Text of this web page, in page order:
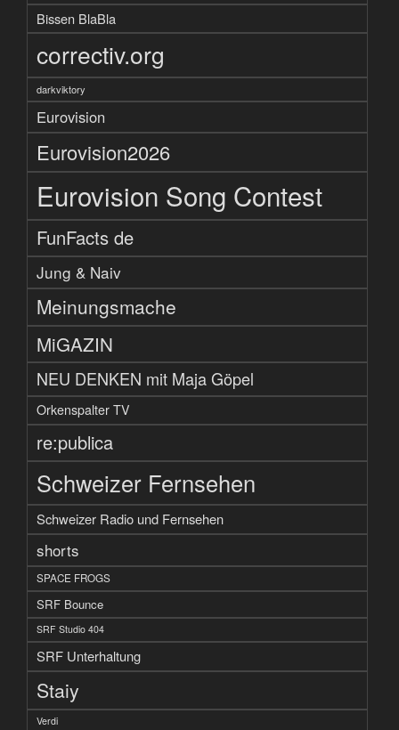
Bissen BlaBla
correctiv.org
darkviktory
Eurovision
Eurovision2026
Eurovision Song Contest
FunFacts de
Jung & Naiv
Meinungsmache
MiGAZIN
NEU DENKEN mit Maja Göpel
Orkenspalter TV
re:publica
Schweizer Fernsehen
Schweizer Radio und Fernsehen
shorts
SPACE FROGS
SRF Bounce
SRF Studio 404
SRF Unterhaltung
Staiy
Verdi